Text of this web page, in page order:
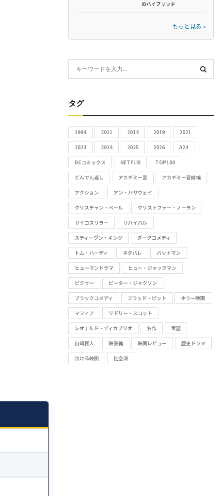
のハイブリッド
もっと見る »
e
r
c
h
f
o
:
H
タグ
1994 2011 2014 2019 2021
2023 2024 2025 2026 A24
DCコミックス NETFLIX TOP100
どんでん返し アカデミー賞 アカデミー賞候補
アクション アン・ハサウェイ
クリスチャン・ベール クリストファー・ノーラン
サイコスリラー サバイバル
スティーヴン・キング ダークコメディ
トム・ハーディ ネタバレ バットマン
ヒューマンドラマ ヒュー・ジャックマン
ピクサー ピーター・ジャクソン
ブラックコメディ ブラッド・ピット ホラー映画
マフィア リドリー・スコット
レオナルド・ディカプリオ 名作 実話
山﨑賢人 映像美 映画レビュー 歴史ドラマ
泣ける映画 社会派